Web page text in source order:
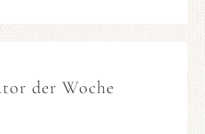
der Woche